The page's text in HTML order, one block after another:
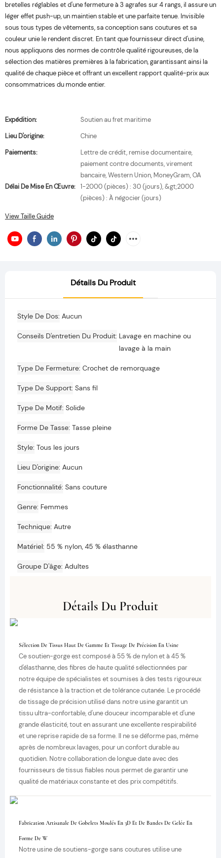
bretelles réglables et d'une fermeture à 3 agrafes sur 4 rangs, il assure un
léger effet push-up, un maintien stable et une parfaite tenue. Invisible
sous tous types de vêtements, sa conception sans coutures et sa
couleur unie le rendent discret. En tant que fournisseur direct d'usine,
nous appliquons des normes de contrôle qualité rigoureuses, de la
sélection des matières premières à la fabrication, garantissant ainsi la
qualité de chaque pièce et offrant un excellent rapport qualité-prix aux
consommatrices du monde entier.
Expédition:
Soutien au fret maritime
Lieu D'origine:
Chine
Paiements:
Lettre de crédit, remise documentaire,
paiement contre documents, virement
bancaire, Western Union, MoneyGram, OA
Délai De Mise En Œuvre: 1-2000 (pièces) : 30 (jours), &gt;2000
(pièces) : À négocier (jours)
View Taille Guide
Détails Du Produit
Style De Dos Aucun
Conseils D'entretien Du Produit Lavage en machine ou
lavage à la main
Type De Fermeture Crochet de remorquage
Type De Support Sans fil
Type De Motif Solide
Forme De Tasse Tasse pleine
Style Tous les jours
Lieu D'origine Aucun
Fonctionnalité Sans couture
Genre Femmes
Technique Autre
Matériel 55 % nylon, 45 % élasthanne
Groupe D'âge Adultes
Détails Du Produit
Sélection De Tissus Haut De Gamme Et Tissage De Précision En Usine
Ce soutien-gorge est composé à 55 % de nylon et à 45 %
d'élasthanne, des fibres de haute qualité sélectionnées par
notre équipe de spécialistes et soumises à des tests rigoureux
de résistance à la traction et de tolérance cutanée. Le procédé
de tissage de précision utilisé dans notre usine garantit un
tissu ultra-confortable, d'une douceur incomparable et d'une
grande élasticité, tout en assurant une excellente respirabilité
et une reprise rapide de sa forme. Il ne se déforme pas, même
après de nombreux lavages, pour un confort durable au
quotidien. Notre collaboration de longue date avec des
fournisseurs de tissus fiables nous permet de garantir une
qualité de matériaux constante et des prix compétitifs.
Fabrication Artisanale De Gobelets Moulés En 3D Et De Bandes De Gelée En
Forme De W
Notre usine de soutiens-gorge sans coutures utilise une